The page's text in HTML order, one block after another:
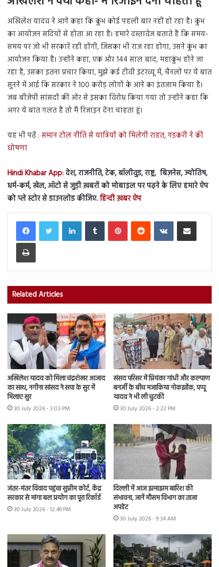
अखिलेश यादव ने आगे कहा कि कुंभ कोई पहली बार नहीं हो रहा है। कुंभ
का आयोजन सदियों से होता आ रहा है। हमारे दस्तावेज बताते हैं कि समय-
समय पर जो भी सरकारें रही होंगी, जिसका भी राज रहा होगा, उसने कुंभ का
आयोजन किया है। उन्होंने कहा, एक ओर 144 साल बाद, महाकुंभ होने जा
रहा है, उसका इतना प्रचार किया, मुझे कई टीवी इंटरव्यू में, चैनलों पर ये बात
सुनने में आई कि सरकार ने 100 करोड़ लोगों के आने का इंतजाम किया है।
जब बीजेपी सांसदों की ओर से इसका विरोध किया गया तो उन्होंने कहा कि
अगर ये बात गलत है तो मैं रिजाइन देना चाहता हूं।
यह भी पढ़ें : समान टोल नीति से यात्रियों को मिलेगी राहत, गडकरी ने की
घोषणा
Hindi Khabar App:देश, राजनीति, टेक, बॉलीवुड, राष्ट्र, बिज़नेस, ज्योतिष,
धर्म-कर्म, खेल, ऑटो से जुड़ी ख़बरों को मोबाइल पर पढ़ने के लिए हमारे ऐप
को प्ले स्टोर से डाउनलोड कीजिए.हिन्दी ख़बर ऐप
LinkedInTumblr PinterestReddit VKontakteShare via Email
Print
Related Articles
अखिलेश यादव को मिला चंद्रशेखर आजाद
का साथ, नगीना सांसद ने सपा के सुर में
मिलाए सुर
30 July 2026 - 3:03 PM
संसद परिसर में प्रियंका गांधी और कल्याण
बनर्जी के बीच मजाकिया नोकझोंक, पप्पू
यादव ने भी ली चुटकी
30 July 2026 - 2:22 PM
जंतर-मंतर विवाद पहुंचा सुप्रीम कोर्ट, केंद्र
सरकार से मांगा बल प्रयोग का पूरा रिकॉर्ड
30 July 2026 - 12:49 PM
दिल्ली में आज झमाझम बारिश की
संभावना, जानें मौसम विभाग का ताजा
अपडेट
30 July 2026 - 9:34 AM